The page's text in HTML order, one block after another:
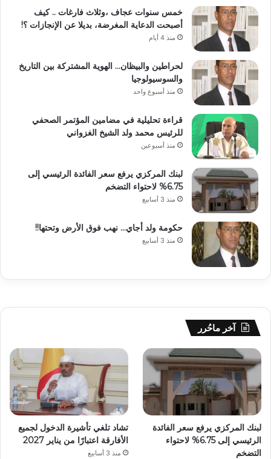
خمس سنوات عجاف ،وثلاث فارغات .. كيف
أصبحت الدعاية المغرضة، بديلا عن الإنجازات ؟!
منذ 4 أيام
لحراطين والبيظان… الهوية المشتركة بين التاريخ
والسوسيولوجيا
منذ أسبوع واحد
قراءة تحليلية في مضامين المؤتمر الصحفي
للرئيس محمد ولد الشيخ الغزواني
منذ أسبوعين
لبنك المركزي يرفع سعر الفائدة الرئيسي إلى
6.75% لاحتواء التضخم
منذ 3 أسابيع
حكومة ولد أجاي… نهب فوق الأرض وتحتها!!
منذ 3 أسابيع
آخر ماحُرر
لبنك المركزي يرفع سعر الفائدة
الرئيسي إلى 6.75% لاحتواء
التضخم
تشاد تلغي تأشيرة الدخول لجميع
الأفارقة اعتبارًا من يناير 2027
منذ 3 أسابيع